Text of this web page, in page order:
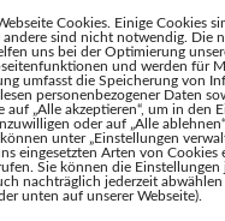
aber auch
alles-gut-wäre-
unserem Körper
Cookies. Einige Cookies
andere sind nicht notwendig. Die
uns bei der Optimierung
und werden für
umfasst die Speicherung von
personenbezogener Daten
auf „Alle akzeptieren“, um in den
oder auf „Alle
unter „Einstellungen
eingesetzten Arten von Cookies
Sie können die Einstellungen
nachträglich jederzeit abwählen
unten auf unserer Webseite).